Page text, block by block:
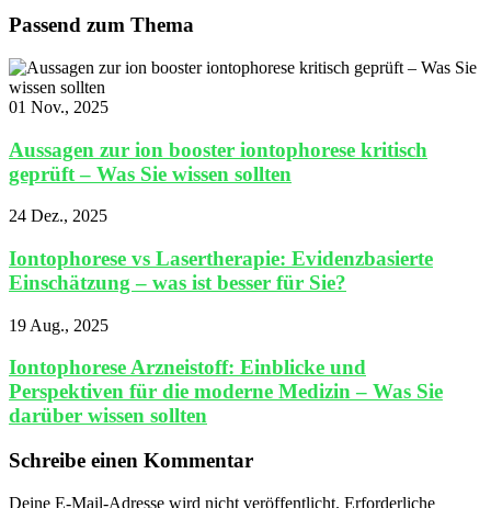
Passend zum Thema
01 Nov., 2025
Aussagen zur ion booster iontophorese kritisch
geprüft – Was Sie wissen sollten
24 Dez., 2025
Iontophorese vs Lasertherapie: Evidenzbasierte
Einschätzung – was ist besser für Sie?
19 Aug., 2025
Iontophorese Arzneistoff: Einblicke und
Perspektiven für die moderne Medizin – Was Sie
darüber wissen sollten
Schreibe einen Kommentar
Deine E-Mail-Adresse wird nicht veröffentlicht. Erforderliche